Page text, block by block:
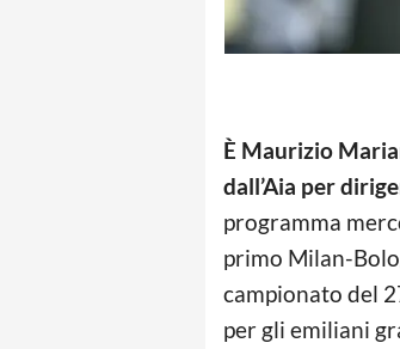
È Maurizio
dall’Aia per
programma
primo Milan-
campionato del
per gli emiliani